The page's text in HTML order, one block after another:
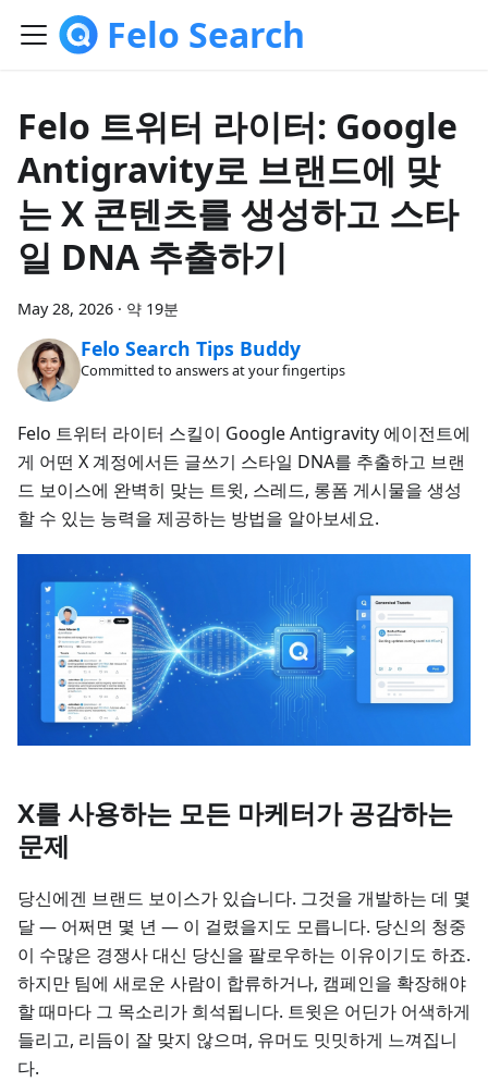
Felo Search
Felo 트위터 라이터: Google
Antigravity로 브랜드에 맞
는 X 콘텐츠를 생성하고 스타
일 DNA 추출하기
May 28, 2026 · 약 19분
Felo Search Tips Buddy
Committed to answers at your fingertips
Felo 트위터 라이터 스킬이 Google Antigravity 에이전트에
게 어떤 X 계정에서든 글쓰기 스타일 DNA를 추출하고 브랜
드 보이스에 완벽히 맞는 트윗, 스레드, 롱폼 게시물을 생성
할 수 있는 능력을 제공하는 방법을 알아보세요.
X를 사용하는 모든 마케터가 공감하는
문제
당신에겐 브랜드 보이스가 있습니다. 그것을 개발하는 데 몇
달 — 어쩌면 몇 년 — 이 걸렸을지도 모릅니다. 당신의 청중
이 수많은 경쟁사 대신 당신을 팔로우하는 이유이기도 하죠.
하지만 팀에 새로운 사람이 합류하거나, 캠페인을 확장해야
할 때마다 그 목소리가 희석됩니다. 트윗은 어딘가 어색하게
들리고, 리듬이 잘 맞지 않으며, 유머도 밋밋하게 느껴집니
다.